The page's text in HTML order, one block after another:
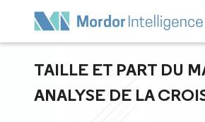
TAILLE ET PART DU
ANALYSE DE LA